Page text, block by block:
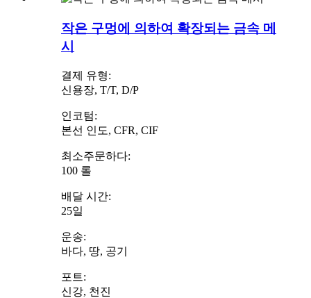
작은 구멍에 의하여 확장되는 금속 메
시
결제 유형:
신용장, T/T, D/P
인코텀:
본선 인도, CFR, CIF
최소주문하다:
100 롤
배달 시간:
25일
운송:
바다, 땅, 공기
포트:
신강, 천진